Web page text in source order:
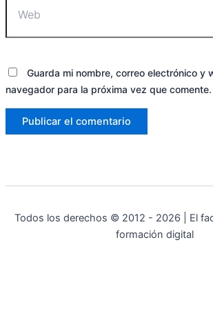
Guarda mi nombre, correo electrónico y
navegador para la próxima vez que comente.
Todos los derechos © 2012 - 2026 | El
formación digital